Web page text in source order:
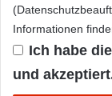
Informationen
Ich habe die
und